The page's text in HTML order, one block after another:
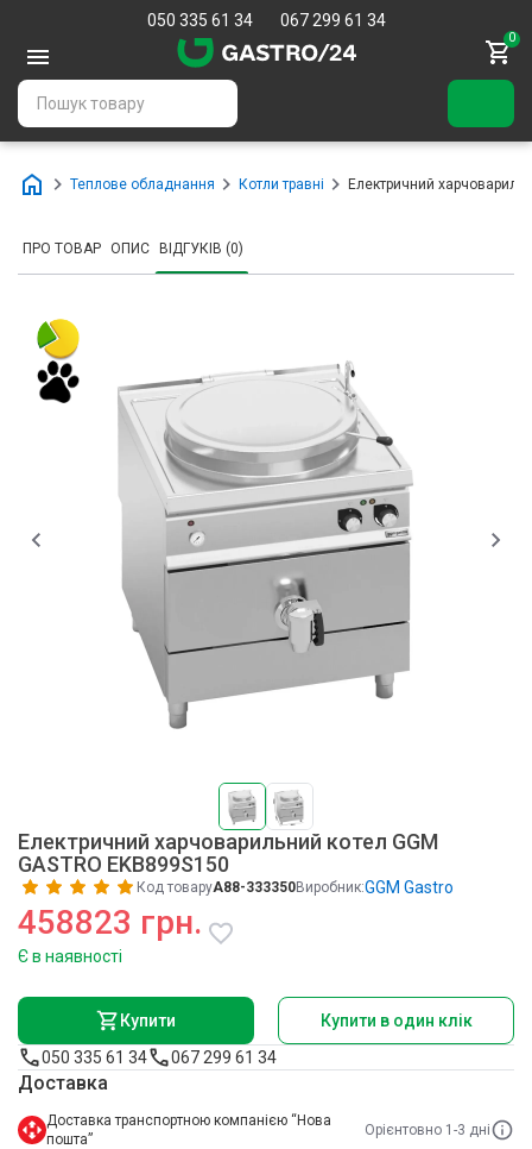
050 335 61 34 067 299 61 34
0
Теплове обладнання Котли травні Електричний
ПРО ТОВАР ОПИС ВІДГУКІВ (0)
Електричний харчоварильний котел GGM
GASTRO EKB899S150
Код товаруA88-333350Виробник:GGM Gastro
458823 грн.
Є в наявності
Купити
Купити в один клік
050 335 61 34
067 299 61 34
Доставка
Доставка транспортною компанією “Нова
пошта”
Орієнтовно 1-3 дні